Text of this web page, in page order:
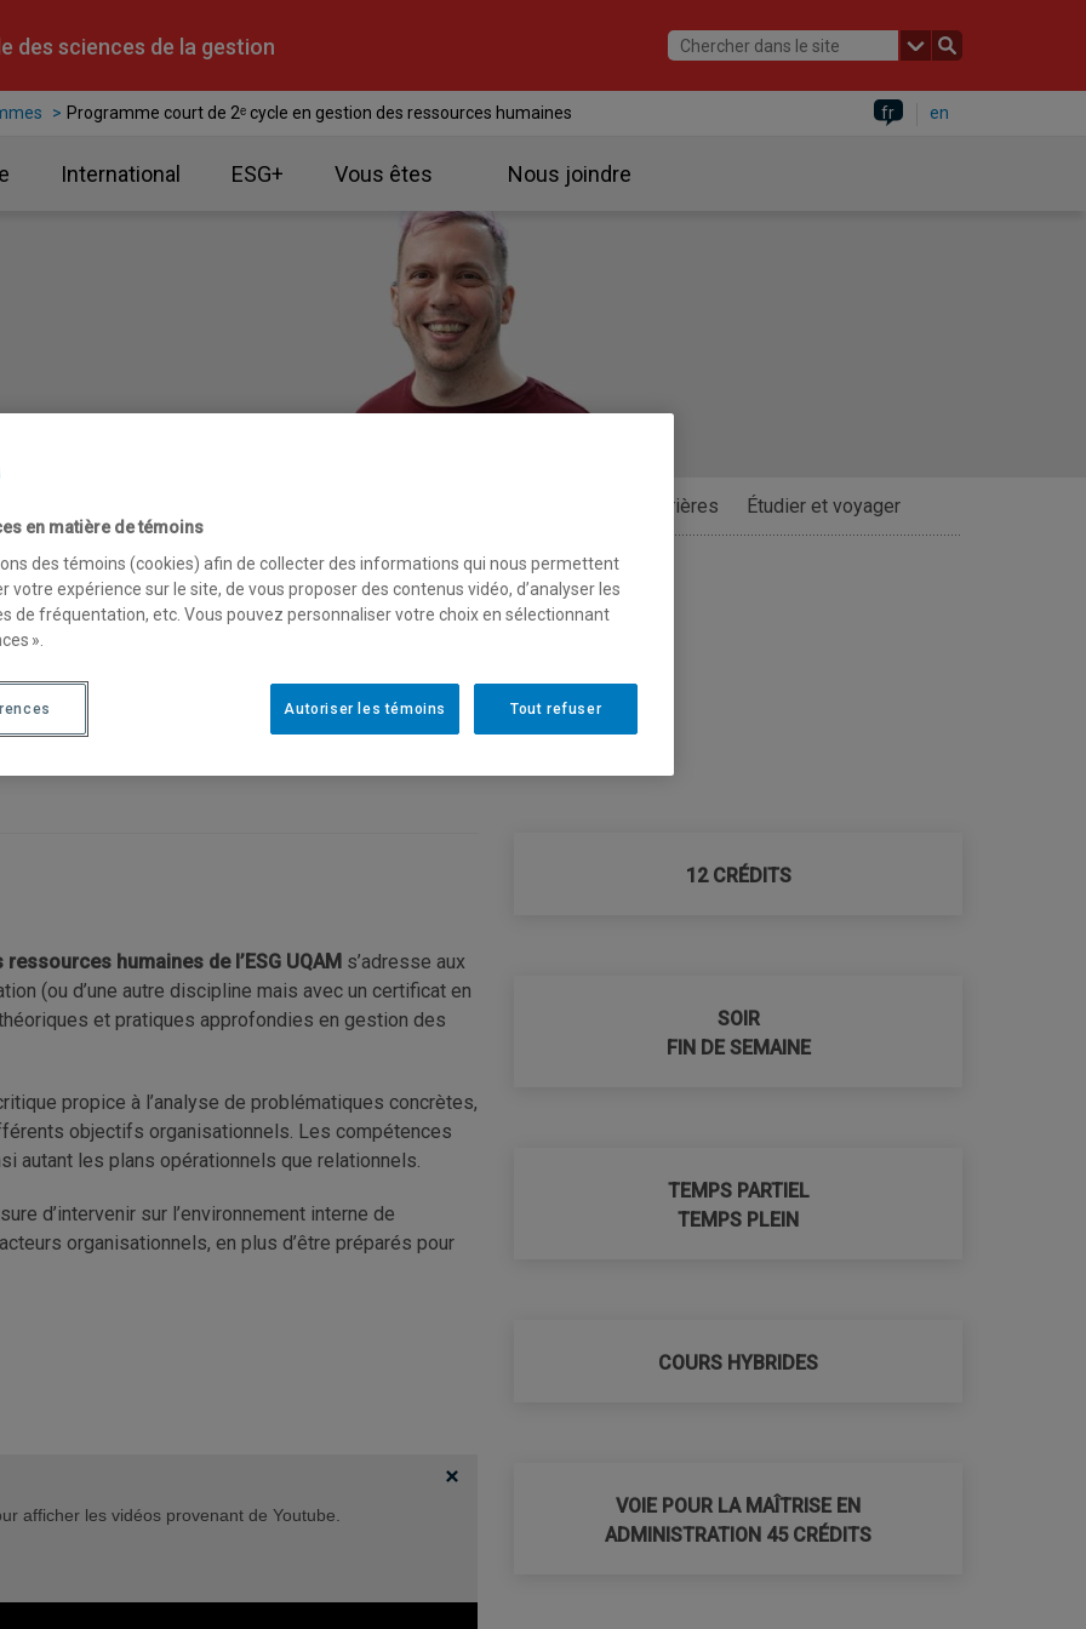
des sciences de la gestion
Programme court de 2ᵉ cycle en gestion des ressources humaines fr en
International ESG+ Vous êtes Nous joindre
Carrières Étudier et voyager
cycle en gestion des
humaines de l’ESG UQAM s’adresse aux
(ou d’une autre discipline mais avec un certificat en
et pratiques approfondies en gestion des
propice à l’analyse de problématiques concrètes,
objectifs organisationnels. Les compétences
autant les plans opérationnels que relationnels.
d’intervenir sur l’environnement interne de
organisationnels, en plus d’être préparés pour
afficher les vidéos provenant de Youtube.
12 CRÉDITS
SOIR
FIN DE SEMAINE
TEMPS PARTIEL
TEMPS PLEIN
COURS HYBRIDES
VOIE POUR LA MAÎTRISE EN
ADMINISTRATION 45 CRÉDITS
en matière de témoins
des témoins (cookies) afin de collecter des informations qui nous permettent
votre expérience sur le site, de vous proposer des contenus vidéo, d’analyser les
de fréquentation, etc. Vous pouvez personnaliser votre choix en sélectionnant
».
Tout refuser
Autoriser les témoins